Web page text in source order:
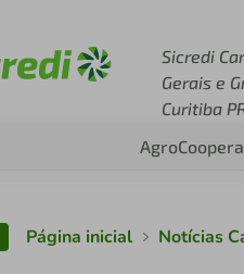
Sicredi
Gerais e
Curitiba
Agro
Página inicial Notícias